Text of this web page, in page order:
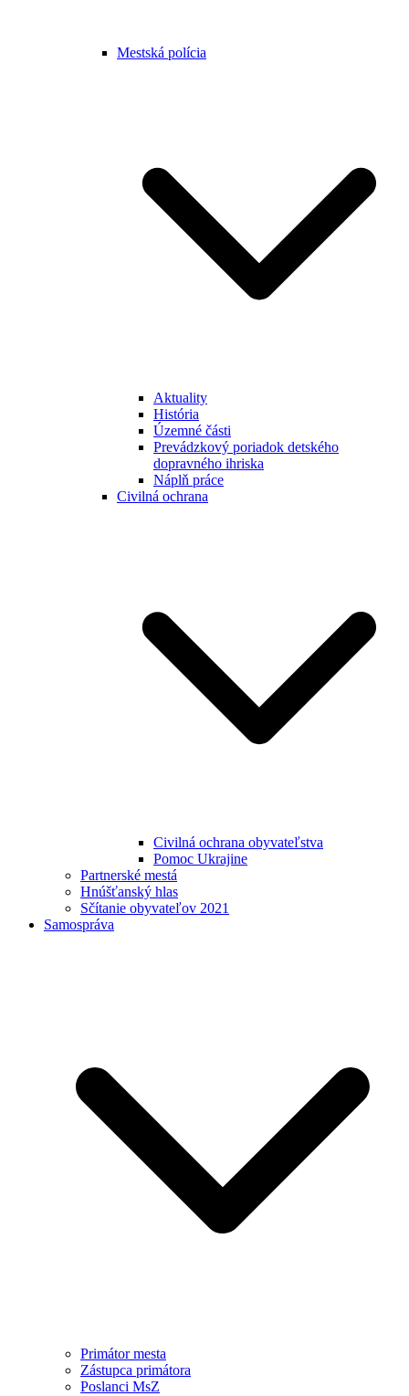
Mestská polícia
Aktuality
História
Územné části
Prevádzkový poriadok detského
dopravného ihriska
Náplň práce
Civilná ochrana
Civilná ochrana obyvateľstva
Pomoc Ukrajine
Partnerské mestá
Hnúšťanský hlas
Sčítanie obyvateľov 2021
Samospráva
Primátor mesta
Zástupca primátora
Poslanci MsZ